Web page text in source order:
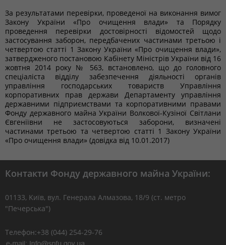
За результатами перевірки, проведеної на виконання вимог
Закону України «Про очищення влади» та Порядку
проведення перевірки достовірності відомостей щодо
застосування заборон, передбачених частинами третьою і
четвертою статті 1 Закону України «Про очищення влади»,
затвердженого постановою Кабінету Міністрів України від 16
жовтня 2014 року № 563, встановлено, що до головного
спеціаліста відділу забезпечення діяльності органів
управління господарських товариств Управління
корпоративних прав держави Департаменту управління
державними підприємствами та корпоративними правами
Фонду державного майна України Волкової-Кузіної Світлани
Євгеніївни не застосовуються заборони, визначені
частинами третьою та четвертою статті 1 Закону України
«Про очищення влади» (довідка від 10.01.2017)
Контакти Фонду державного майна України:
01133, Kиїв, вул. Генерала Алмазова, 18/9 (ст. метро
"Печерська")
Телефон:+38 (044) 254-29-76